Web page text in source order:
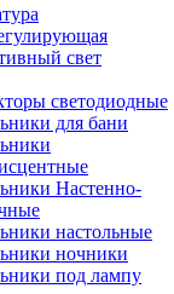
свет
светодиодные
для бани
Настенно-
настольные
ночники
под лампу